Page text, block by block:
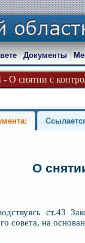
- О снятии с
Документы
О
ст.43
совета, на